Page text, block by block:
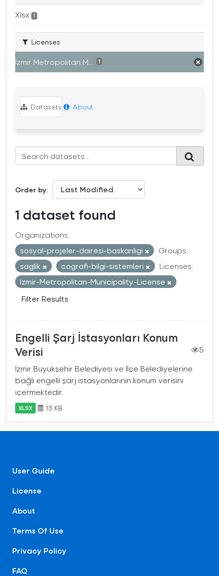
Xlsx 1
Licenses
Izmir Metropolitan M... 1
Datasets About
Order by
1 dataset found
Organizations:
sosyal-projeler-dairesi-baskanligi
Groups:
saglik
cografi-bilgi-sistemleri
Licenses:
Izmir-Metropolitan-Municipality-License
Filter Results
Engelli Şarj İstasyonları Konum
Verisi
5
İzmir Büyükşehir Belediyesi ve İlçe Belediyelerine
bağlı engelli şarj istasyonlarının konum verisini
içermektedir.
XLSX 13 KB
User Guide
License
About
Terms Of Use
Privacy Policy
FAQ